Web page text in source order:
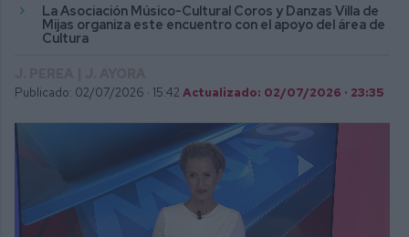
La Asociación Músico-Cultural Coros y Danzas Villa de
Mijas organiza este encuentro con el apoyo del área de
Cultura
Publicado: 02/07/2026 · 15:42 Actualizado: 02/07/2026 · 23:35